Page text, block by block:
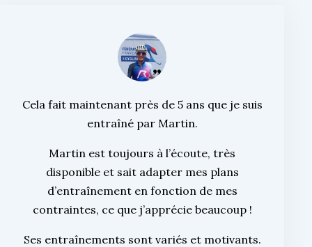
Cela fait maintenant près de 5 ans que je suis
entraîné par Martin.
Martin est toujours à l’écoute, très
disponible et sait adapter mes plans
d’entraînement en fonction de mes
contraintes, ce que j’apprécie beaucoup !
Ses entraînements sont variés et motivants.